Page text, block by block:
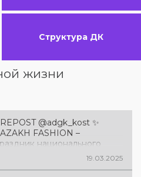
Структура ДК
жизни
@adgk_kost ✨
FASHION –
национального
19.03.2025